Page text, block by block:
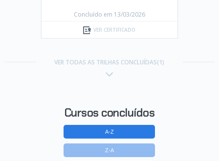
Concluído em 13/03/2026
VER CERTIFICADO
VER TODAS AS TRILHAS CONCLUÍDAS(1)
Cursos concluídos
A-Z
Z-A